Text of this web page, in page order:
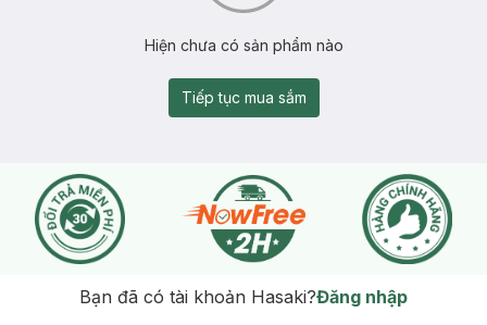
Hiện chưa có sản phẩm nào
Tiếp tục mua sắm
Bạn đã có tài khoản Hasaki?Đăng nhập